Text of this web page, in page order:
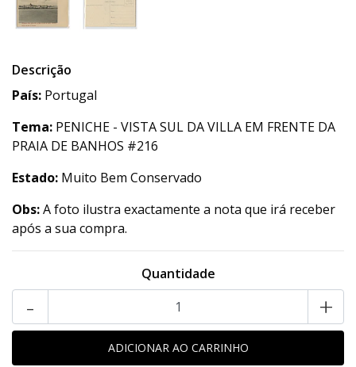
Descrição
País: Portugal
Tema: PENICHE - VISTA SUL DA VILLA EM FRENTE DA
PRAIA DE BANHOS #216
Estado: Muito Bem Conservado
Obs:A foto ilustra exactamente a nota que irá receber
após a sua compra.
Quantidade
- +